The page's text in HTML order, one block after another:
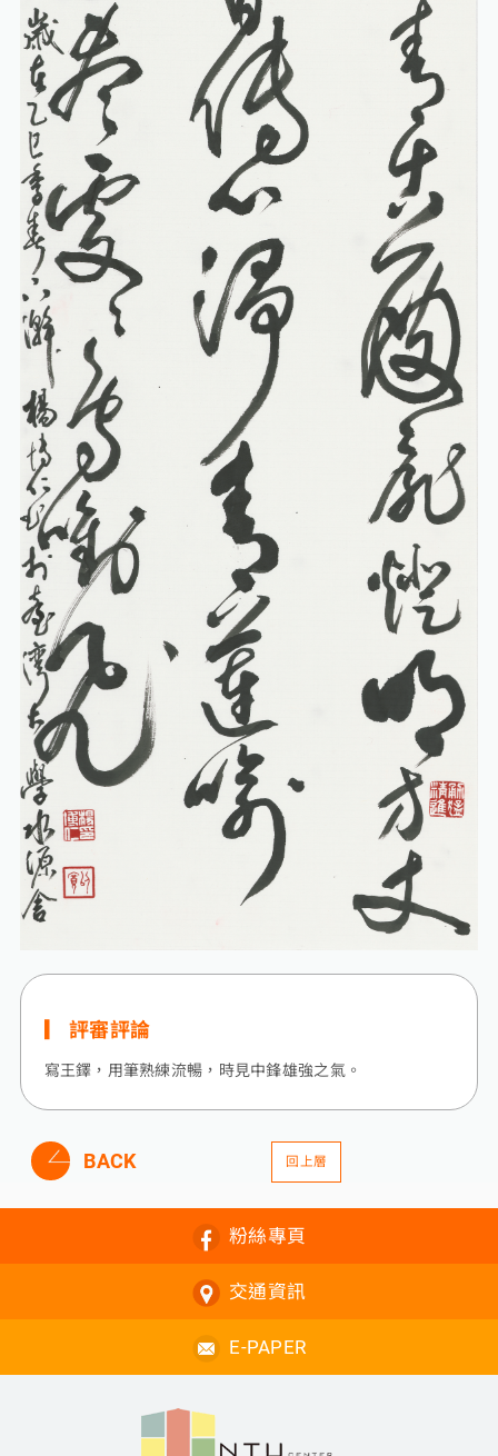
評審評論
寫王鐸，用筆熟練流暢，時見中鋒雄強之氣。
BACK 回上層
粉絲專頁
交通資訊
E-PAPER